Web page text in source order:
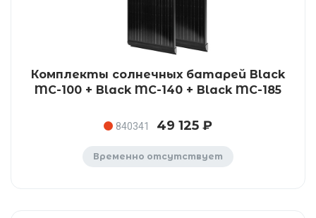
Комплекты солнечных батарей Black
MC-100 + Black MC-140 + Black MC-185
840341 49 125 ₽
Временно отсутствует